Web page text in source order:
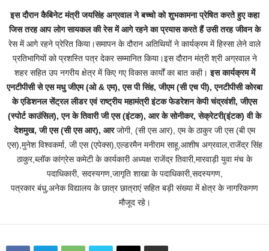
इस दौरान कैबिनेट मंत्री जयसिंह अग्रवाल ने बच्चो को शुभकामना प्रेषित करते हुए कहा
जिस तरह आप लोग सायकल की रेस में आगे रहने का प्रयास करते हैं उसी तरह जीवन के
रेस में आगे रहने प्रेरित किया।समापन के दौरान अतिथियों ने कार्यक्रम में हिस्सा लेने वाले
प्रतिभागियों को प्रशस्ति पत्र देकर सम्मानित किया।इस दौरान मंत्री श्री अग्रवाल ने
शहर सहित उप नगरीय क्षेत्र में किए गए विकास कार्यों का बात कही।इस कार्यक्रम में
एनटीपीसी से एस मधु जीएम (ओ & एम), एस पी सिंह, जीएम (सी एच पी), एनटीपीसी कोरबा
के एडिशनल सेंट्रल लीडर एवं राष्ट्रीय महामंत्री इंटक फेडरेशन केपी चंद्रवंशी, जीएस
(स्पोर्ट काउंसिल), एन के तिवारी जी एस (इंटक), आर के सोनीकर, सेक्रेटरी(इंटक) वी के
देशमुख, जी एस (सी एस आर), आरजोगी, (सी एस आर), एम के ठाकुर जी एस (बी एम
एस),मुनेश विश्वकर्मा, जी एस (एपेक्स),एल्डरमैन मनीराम साहू,आशीष अग्रवाल,राजेंद्र सिंह
ठाकुर,ब्लॉक कांग्रेस कमेटी के कार्यकारी अध्यक्ष राजेंद्र तिवारी,मारवाड़ी युवा मंच के
पदाधिकारी, सदस्यगण,जागृति शाखा के पदाधिकारी,सदस्यगण,
पत्रकार बंधु,अनेक विद्यालय के छात्र छात्राएं सहित बड़ी संख्या में क्षेत्र के नागरिकगण
मौजूद रहे।